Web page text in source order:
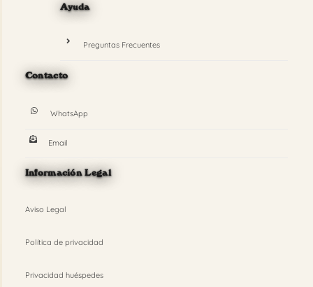
Ayuda
Preguntas Frecuentes
Contacto
WhatsApp
Email
Información Legal
Aviso Legal
Política de privacidad
Privacidad huéspedes